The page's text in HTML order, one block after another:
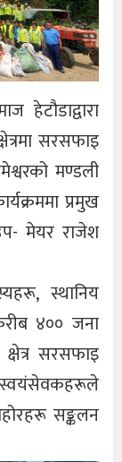
हेटौडाद्वारा
सरसफाइ
मण्डली
प्रमुख
मेयर राजेश
स्थानिय
४०० जना
सरसफाइ
स्वयंसेवकहरूले
सङ्कलन